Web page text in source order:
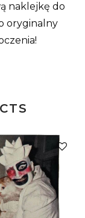
naklejkę do
oryginalny